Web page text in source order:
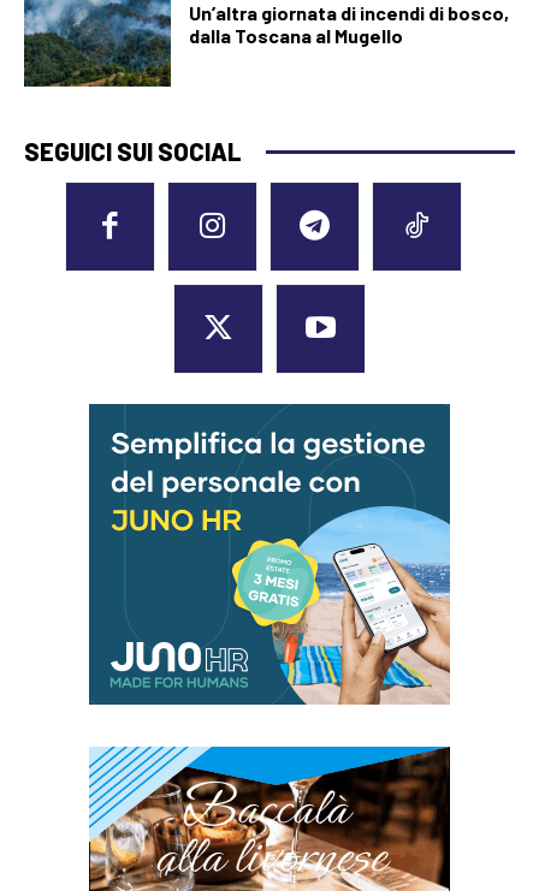
Un’altra giornata di incendi di bosco,
dalla Toscana al Mugello
SEGUICI SUI SOCIAL